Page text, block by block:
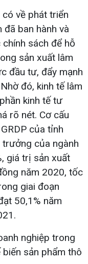
về phát triển
đã ban hành và
sách để hỗ
sản xuất lâm
đầu tư, đẩy mạnh
đó, kinh tế lâm
kinh tế tư
rõ nét. Cơ cấu
của tỉnh
của ngành
giá trị sản xuất
năm 2020, tốc
giai đoạn
50,1% năm